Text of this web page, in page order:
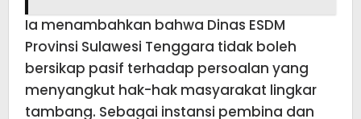
Ia menambahkan bahwa Dinas ESDM
Provinsi Sulawesi Tenggara tidak boleh
bersikap pasif terhadap persoalan yang
menyangkut hak-hak masyarakat lingkar
tambang. Sebagai instansi pembina dan